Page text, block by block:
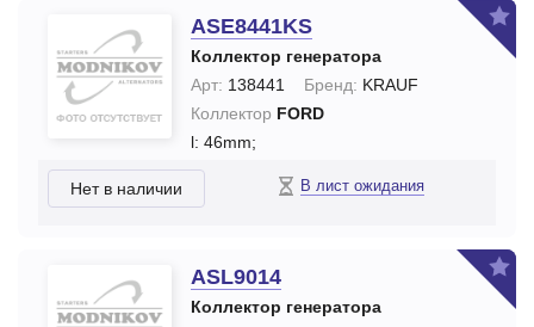
ASE8441KS
Коллектор генератора
Арт: 138441 Бренд: KRAUF
Коллектор FORD
l: 46mm;
Нет в наличии В лист ожидания
ASL9014
Коллектор генератора